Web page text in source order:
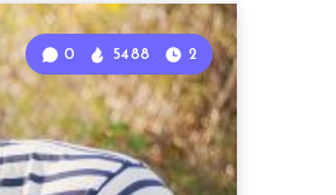
0 5488 2